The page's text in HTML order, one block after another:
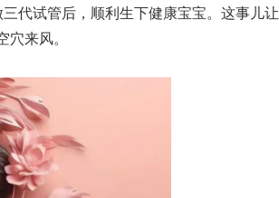
代试管后，顺利生下健康宝宝。这事儿让
来风。